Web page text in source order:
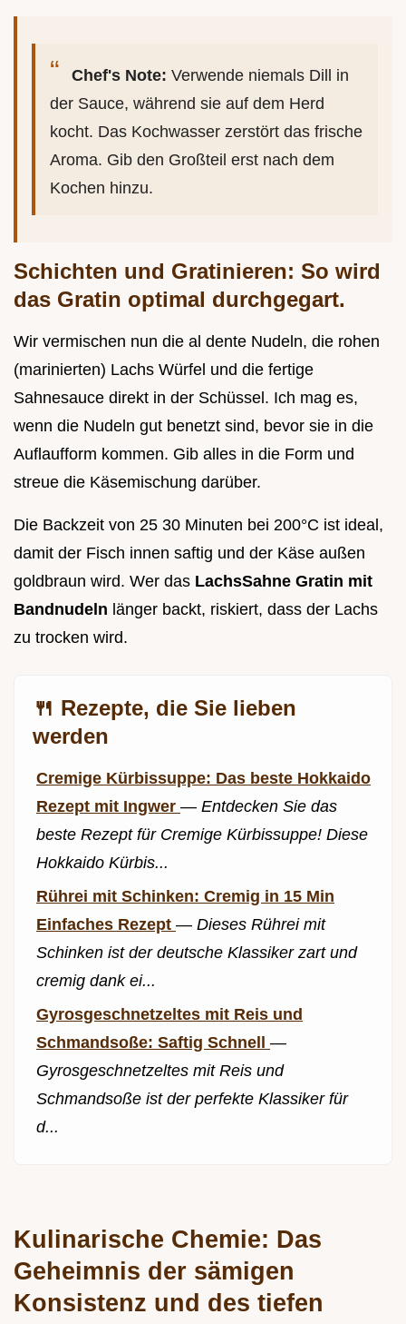
Chef's Note: Verwende niemals Dill in
der Sauce, während sie auf dem Herd
kocht. Das Kochwasser zerstört das frische
Aroma. Gib den Großteil erst nach dem
Kochen hinzu.
Schichten und Gratinieren: So wird
das Gratin optimal durchgegart.
Wir vermischen nun die al dente Nudeln, die rohen
(marinierten) Lachs Würfel und die fertige
Sahnesauce direkt in der Schüssel. Ich mag es,
wenn die Nudeln gut benetzt sind, bevor sie in die
Auflaufform kommen. Gib alles in die Form und
streue die Käsemischung darüber.
Die Backzeit von 25 30 Minuten bei 200°C ist ideal,
damit der Fisch innen saftig und der Käse außen
goldbraun wird. Wer das LachsSahne Gratin mit
Bandnudeln länger backt, riskiert, dass der Lachs
zu trocken wird.
🍴 Rezepte, die Sie lieben
werden
Cremige Kürbissuppe: Das beste Hokkaido
Rezept mit Ingwer — Entdecken Sie das
beste Rezept für Cremige Kürbissuppe! Diese
Hokkaido Kürbis...
Rührei mit Schinken: Cremig in 15 Min
Einfaches Rezept — Dieses Rührei mit
Schinken ist der deutsche Klassiker zart und
cremig dank ei...
Gyrosgeschnetzeltes mit Reis und
Schmandsoße: Saftig Schnell —
Gyrosgeschnetzeltes mit Reis und
Schmandsoße ist der perfekte Klassiker für
d...
Kulinarische Chemie: Das
Geheimnis der sämigen
Konsistenz und des tiefen